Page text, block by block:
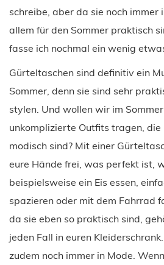
schreibe, aber da sie noch immer
allem für den Sommer praktisch
fasse ich nochmal ein wenig
Gürteltaschen sind definitiv ein
Sommer, denn sie sind sehr
stylen. Und wollen wir im
unkomplizierte Outfits tragen,
modisch sind? Mit einer
eure Hände frei, was perfekt ist,
beispielsweise ein Eis essen,
spazieren oder mit dem Fahrrad
da sie eben so praktisch sind,
jeden Fall in euren
zudem noch immer in Mode.